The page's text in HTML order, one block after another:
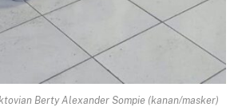
Berty Alexander Sompie (kanan/masker)